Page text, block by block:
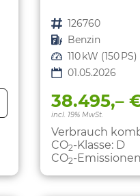
FAHRZEUG PARKEN
Fahrzeugnr. 126760
Kraftstoff Benzin
Leistung 110 kW (150 PS)
01.05.2026
38.495,–
incl. 19% MwSt.
Verbrauch
CO2-Klasse: D
CO2-